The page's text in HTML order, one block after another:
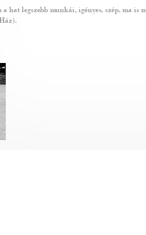
a hat legszebb munkái, igényes, szép, ma is